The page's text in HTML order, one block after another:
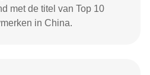
met de titel van Top 10
in China.